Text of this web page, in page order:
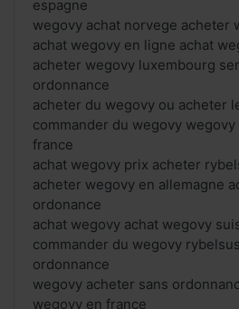
espagne
wegovy achat norvege acheter
achat wegovy en ligne achat
acheter wegovy luxembourg
ordonnance
acheter du wegovy ou acheter
commander du wegovy
france
achat wegovy prix acheter
acheter wegovy en allemagne
ordonance
achat wegovy achat wegovy
commander du wegovy
ordonnance
wegovy acheter sans
wegovy en france